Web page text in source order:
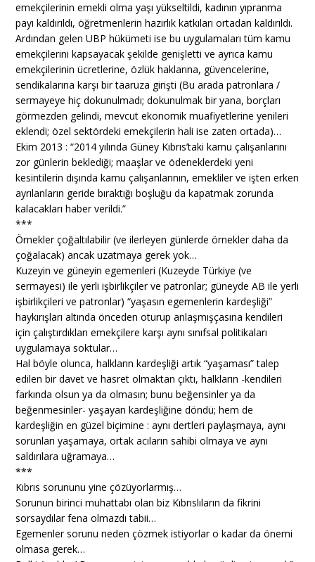
emekçilerinin emekli olma yaşı yükseltildi, kadının yıpranma
payı kaldırıldı, öğretmenlerin hazırlık katkıları ortadan kaldırıldı.
Ardından gelen UBP hükümeti ise bu uygulamaları tüm kamu
emekçilerini kapsayacak şekilde genişletti ve ayrıca kamu
emekçilerinin ücretlerine, özlük haklarına, güvencelerine,
sendikalarına karşı bir taaruza girişti (Bu arada patronlara /
sermayeye hiç dokunulmadı; dokunulmak bir yana, borçları
görmezden gelindi, mevcut ekonomik muafiyetlerine yenileri
eklendi; özel sektördeki emekçilerin hali ise zaten ortada)…
Ekim 2013 : “2014 yılında Güney Kıbrıs’taki kamu çalışanlarını
zor günlerin beklediği; maaşlar ve ödeneklerdeki yeni
kesintilerin dışında kamu çalışanlarının, emekliler ve işten erken
ayrılanların geride bıraktığı boşluğu da kapatmak zorunda
kalacakları haber verildi.”
***
Örnekler çoğaltılabilir (ve ilerleyen günlerde örnekler daha da
çoğalacak) ancak uzatmaya gerek yok…
Kuzeyin ve güneyin egemenleri (Kuzeyde Türkiye (ve
sermayesi) ile yerli işbirlikçiler ve patronlar; güneyde AB ile yerli
işbirlikçileri ve patronlar) “yaşasın egemenlerin kardeşliği”
haykırışları altında önceden oturup anlaşmışçasına kendileri
için çalıştırdıkları emekçilere karşı aynı sınıfsal politikaları
uygulamaya soktular…
Hal böyle olunca, halkların kardeşliği artık “yaşaması” talep
edilen bir davet ve hasret olmaktan çıktı, halkların -kendileri
farkında olsun ya da olmasın; bunu beğensinler ya da
beğenmesinler- yaşayan kardeşliğine döndü; hem de
kardeşliğin en güzel biçimine : aynı dertleri paylaşmaya, aynı
sorunları yaşamaya, ortak acıların sahibi olmaya ve aynı
saldırılara uğramaya…
***
Kıbrıs sorununu yine çözüyorlarmış…
Sorunun birinci muhattabı olan biz Kıbrıslıların da fikrini
sorsaydılar fena olmazdı tabii…
Egemenler sorunu neden çözmek istiyorlar o kadar da önemi
olmasa gerek…